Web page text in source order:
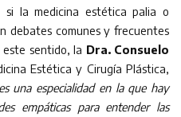
si la medicina estética palia o
debates comunes y frecuentes
sentido, la Dra. Consuelo
Estética y Cirugía Plástica,
una especialidad en la que hay
empáticas para entender las